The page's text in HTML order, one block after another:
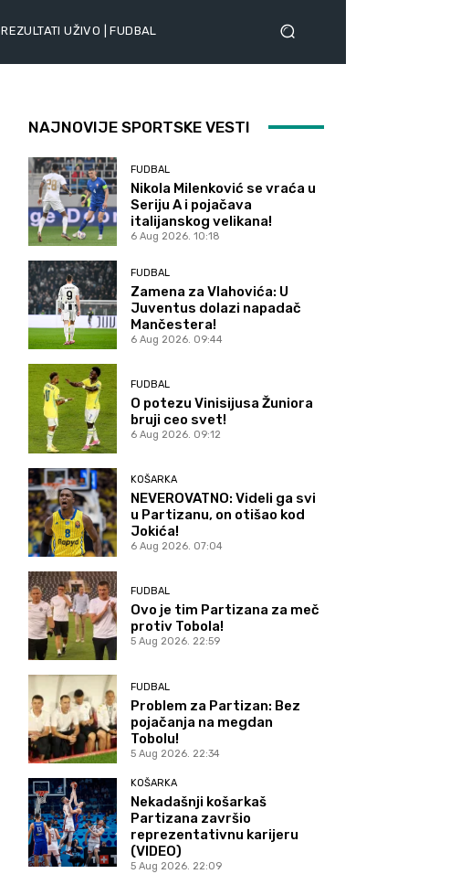
REZULTATI UŽIVO | FUDBAL
NAJNOVIJE SPORTSKE VESTI
FUDBAL
Nikola Milenković se vraća u
Seriju A i pojačava
italijanskog velikana!
6 Aug 2026. 10:18
FUDBAL
Zamena za Vlahovića: U
Juventus dolazi napadač
Mančestera!
6 Aug 2026. 09:44
FUDBAL
O potezu Vinisijusa Žuniora
bruji ceo svet!
6 Aug 2026. 09:12
KOŠARKA
NEVEROVATNO: Videli ga svi
u Partizanu, on otišao kod
Jokića!
6 Aug 2026. 07:04
FUDBAL
Ovo je tim Partizana za meč
protiv Tobola!
5 Aug 2026. 22:59
FUDBAL
Problem za Partizan: Bez
pojačanja na megdan
Tobolu!
5 Aug 2026. 22:34
KOŠARKA
Nekadašnji košarkaš
Partizana završio
reprezentativnu karijeru
(VIDEO)
5 Aug 2026. 22:09